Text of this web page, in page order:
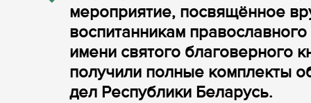
мероприятие, посвящённое
воспитанникам
имени святого благоверного
получили полные комплекты
дел Республики Беларусь.